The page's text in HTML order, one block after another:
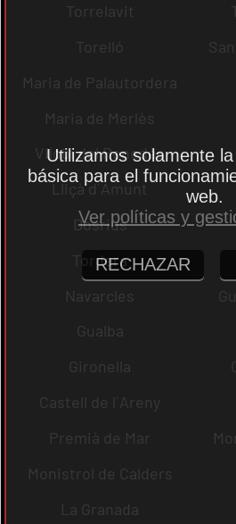
Torrelavit
Torelló
Maria de Palautordera
Maria de Merlès
Vilobí del Penedès
Lliçà d´Amunt
Dosrius
Tordera
Navarcles
Gualba
Gironella
Castell de l´Areny
Premià de Mar
Monistrol de Calders
La Granada
Utilizamos solamente
básica para el
web.
Ver políticas y
RECHAZAR